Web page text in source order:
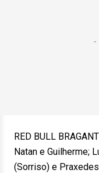
RED BULL
Natan e Guilherme;
(Sorriso) e